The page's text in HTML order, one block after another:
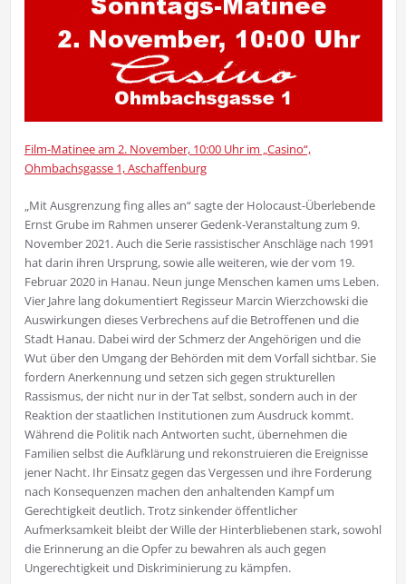
Film-Matinee am 2. November, 10:00 Uhr im „Casino“,
Ohmbachsgasse 1, Aschaffenburg
„Mit Ausgrenzung fing alles an“ sagte der Holocaust-Überlebende
Ernst Grube im Rahmen unserer Gedenk-Veranstaltung zum 9.
November 2021. Auch die Serie rassistischer Anschläge nach 1991
hat darin ihren Ursprung, sowie alle weiteren, wie der vom 19.
Februar 2020 in Hanau. Neun junge Menschen kamen ums Leben.
Vier Jahre lang dokumentiert Regisseur Marcin Wierzchowski die
Auswirkungen dieses Verbrechens auf die Betroffenen und die
Stadt Hanau. Dabei wird der Schmerz der Angehörigen und die
Wut über den Umgang der Behörden mit dem Vorfall sichtbar. Sie
fordern Anerkennung und setzen sich gegen strukturellen
Rassismus, der nicht nur in der Tat selbst, sondern auch in der
Reaktion der staatlichen Institutionen zum Ausdruck kommt.
Während die Politik nach Antworten sucht, übernehmen die
Familien selbst die Aufklärung und rekonstruieren die Ereignisse
jener Nacht. Ihr Einsatz gegen das Vergessen und ihre Forderung
nach Konsequenzen machen den anhaltenden Kampf um
Gerechtigkeit deutlich. Trotz sinkender öffentlicher
Aufmerksamkeit bleibt der Wille der Hinterbliebenen stark, sowohl
die Erinnerung an die Opfer zu bewahren als auch gegen
Ungerechtigkeit und Diskriminierung zu kämpfen.